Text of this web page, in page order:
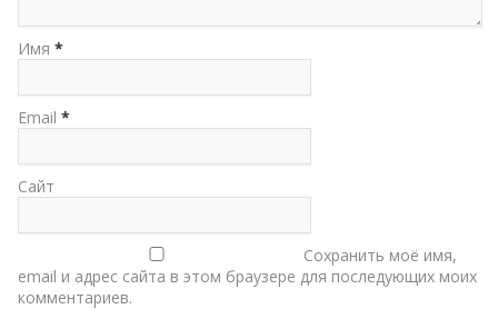
Имя *
Email *
Сайт
Сохранить моё имя,
email и адрес сайта в этом браузере для последующих моих
комментариев.